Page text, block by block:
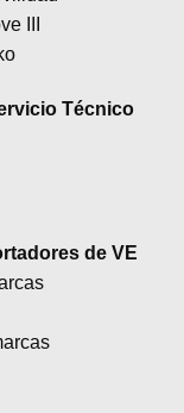
III
Técnico
de VE